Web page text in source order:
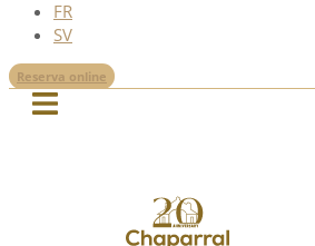
FR
SV
Reserva online